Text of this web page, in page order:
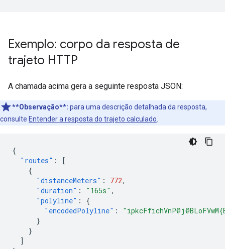
Exemplo: corpo da resposta de
trajeto HTTP
A chamada acima gera a seguinte resposta JSON:
**Observação**: para uma descrição detalhada da resposta,
consulte Entender a resposta do trajeto calculado
{
"routes" :
[
{
"distanceMeters" : 772,
"duration" : "165s" ,
"polyline" :
{
"encodedPolyline" :
}
}
]